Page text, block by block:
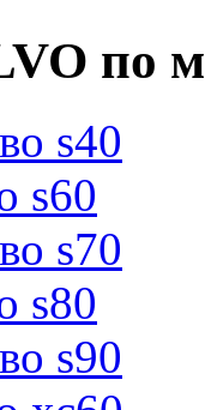
по
s40
s60
s70
s80
s90